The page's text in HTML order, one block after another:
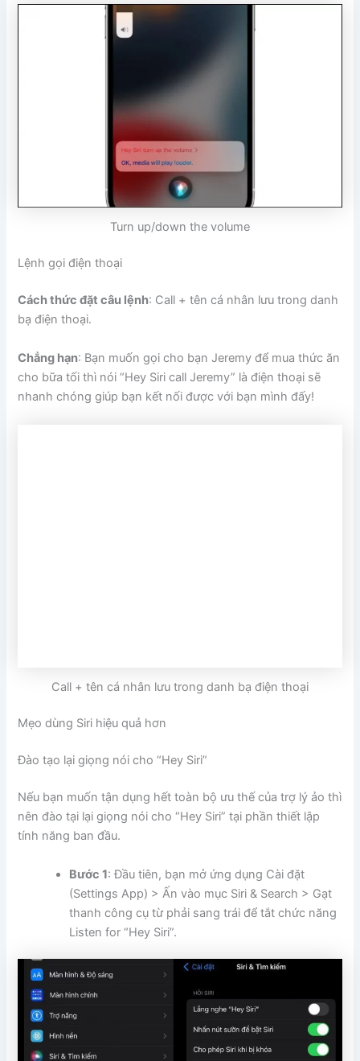
Turn up/down the volume
Lệnh gọi điện thoại
Cách thức đặt câu lệnh: Call + tên cá nhân lưu trong danh
bạ điện thoại.
Chẳng hạn: Bạn muốn gọi cho bạn Jeremy để mua thức ăn
cho bữa tối thì nói “Hey Siri call Jeremy” là điện thoại sẽ
nhanh chóng giúp bạn kết nối được với bạn mình đấy!
Call + tên cá nhân lưu trong danh bạ điện thoại
Mẹo dùng Siri hiệu quả hơn
Đào tạo lại giọng nói cho “Hey Siri”
Nếu bạn muốn tận dụng hết toàn bộ ưu thế của trợ lý ảo thì
nên đào tại lại giọng nói cho “Hey Siri” tại phần thiết lập
tính năng ban đầu.
Bước 1: Đầu tiên, bạn mở ứng dụng Cài đặt
(Settings App) > Ấn vào mục Siri & Search > Gạt
thanh công cụ từ phải sang trái để tắt chức năng
Listen for “Hey Siri”.